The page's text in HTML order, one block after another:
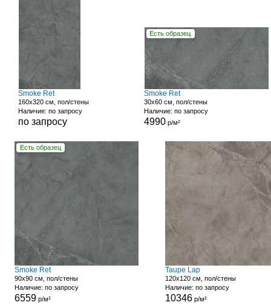
Smoke Ret
160x320 см, пол/стены
Наличие: по запросу
по запросу
Есть образец
Smoke Ret
30x60 см, пол/стены
Наличие: по запросу
4990 р/м²
Есть образец
Smoke Ret
90x90 см, пол/стены
Наличие: по запросу
6559р/м²
Taupe Lap
120x120 см, пол/стены
Наличие: по запросу
10346р/м²